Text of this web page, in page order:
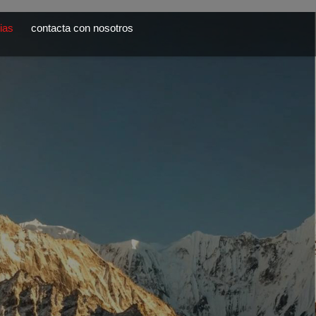
contacta con nosotros